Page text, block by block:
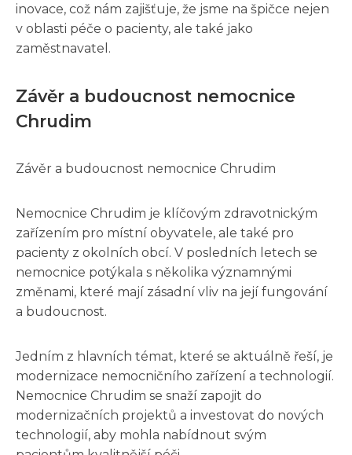
inovace, což nám zajišťuje, že jsme na špičce nejen
v oblasti péče o pacienty, ale také jako
zaměstnavatel.
Závěr a budoucnost nemocnice
Chrudim
Závěr a budoucnost nemocnice Chrudim
Nemocnice Chrudim je klíčovým zdravotnickým
zařízením pro místní obyvatele, ale také pro
pacienty z okolních obcí. V posledních letech se
nemocnice potýkala s několika významnými
změnami, které mají zásadní vliv na její fungování
a budoucnost.
Jedním z hlavních témat, které se aktuálně řeší, je
modernizace nemocničního zařízení a technologií.
Nemocnice Chrudim se snaží zapojit do
modernizačních projektů a investovat do nových
technologií, aby mohla nabídnout svým